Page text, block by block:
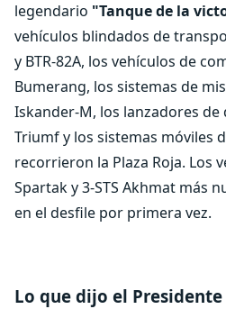
legendario "Tanque de la
vehículos blindados de
y BTR-82A, los vehículos de
Bumerang, los sistemas de
Iskander-M, los lanzadores de
Triumf y los sistemas móviles
recorrieron la Plaza Roja. Los
Spartak y 3-STS Akhmat más
en el desfile por primera vez.
Lo que dijo el